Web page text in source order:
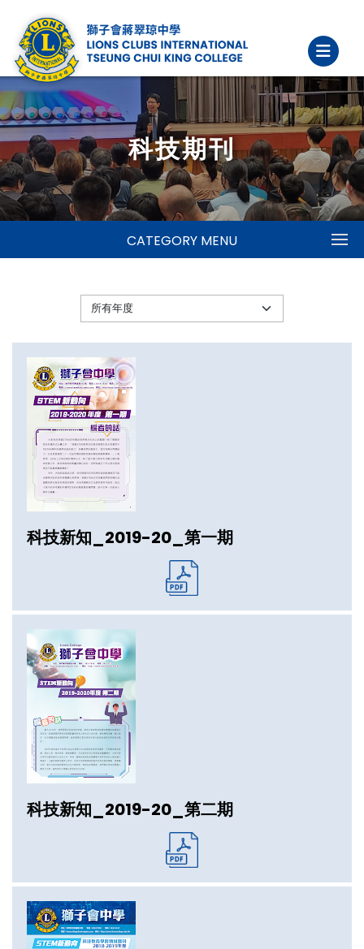
科技期刊
CATEGORY MENU
科技新知_2019-20_第一期
科技新知_2019-20_第二期